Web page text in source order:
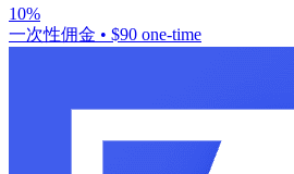
10%
一次性佣金 • $90 one-time